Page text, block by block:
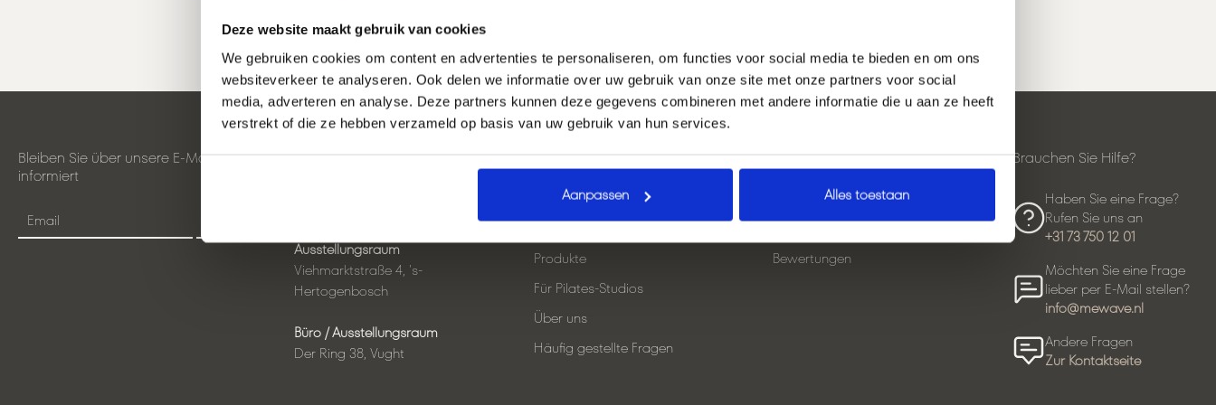
Deze website maakt gebruik van cookies
We gebruiken cookies om content en advertenties te personaliseren, om functies voor social media te bieden en om ons
websiteverkeer te analyseren. Ook delen we informatie over uw gebruik van onze site met onze partners voor social
media, adverteren en analyse. Deze partners kunnen deze gegevens combineren met andere informatie die u aan ze heeft
verstrekt of die ze hebben verzameld op basis van uw gebruik van hun services.
Aanpassen Alles toestaan
Bleiben Sie über unsere E-Mails
informiert
Email
Mewave-Standorte
Ausstellungsraum
Viehmarktstraße 4, 's-
Hertogenbosch
Büro / Ausstellungsraum
Der Ring 38, Vught
Links
Heim
Produkte
Für Pilates-Studios
Über uns
Häufig gestellte Fragen
Direkt einkaufen
Der Pilates Reformer
Bewertungen
Brauchen Sie Hilfe?
Haben Sie eine Frage?
Rufen Sie uns an
+31 73 750 12 01
Möchten Sie eine Frage
lieber per E-Mail stellen?
info@mewave.nl
Andere Fragen
Zur Kontaktseite